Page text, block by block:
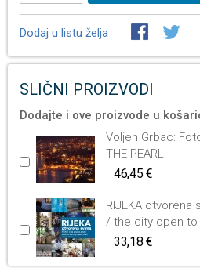
Dodaj u listu želja
SLIČNI PROIZVODI
Dodajte i ove proizvode u
Voljen Grbac:
THE PEARL
46,45 €
RIJEKA
/ the city open to
33,18 €